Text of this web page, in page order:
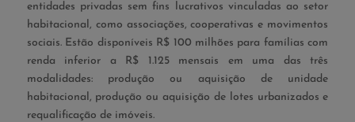
entidades privadas sem fins lucrativos vinculadas ao setor
habitacional, como associações, cooperativas e movimentos
sociais. Estão disponíveis R$ 100 milhões para famílias com
renda inferior a R$ 1.125 mensais em uma das três
modalidades: produção ou aquisição de unidade
habitacional, produção ou aquisição de lotes urbanizados e
requalificação de imóveis.